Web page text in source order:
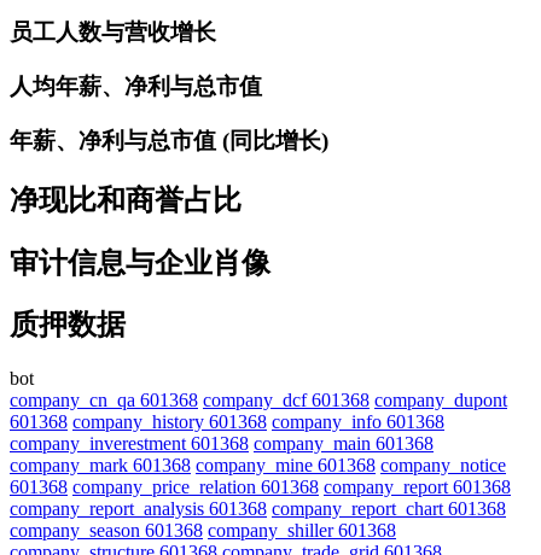
员工人数与营收增长
人均年薪、净利与总市值
年薪、净利与总市值 (同比增长)
净现比和商誉占比
审计信息与企业肖像
质押数据
bot
company_cn_qa 601368 company_dcf 601368 company_dupont
601368 company_history 601368 company_info 601368
company_inverestment 601368 company_main 601368
company_mark 601368 company_mine 601368 company_notice
601368 company_price_relation 601368 company_report 601368
company_report_analysis 601368 company_report_chart 601368
company_season 601368 company_shiller 601368